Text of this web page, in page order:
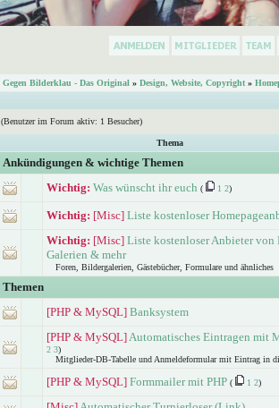
Gegen Bilderklau - Das Original » Design, Website, Copyright »
(Benutzer im Forum aktiv: 1 Besucher)
Thema
Ankündigungen & wichtige Themen
Wichtig: Was wünscht ihr euch ( 1 2)
Wichtig: [Misc] Liste kostenloser
Wichtig: [Misc] Liste kostenloser Anbieter von
Galerien & mehr
Foren, Bildergalerien, Gästebücher, Formulare und ähnliches
Themen
[PHP & MySQL] Banksystem
[PHP & MySQL]Automatisches Eintragen mit
2 3)
Mitglieder-DB-Tabelle und Anmeldeformular mit Eintrag in
[PHP & MySQL] Formmailer mit PHP ( 1 2)